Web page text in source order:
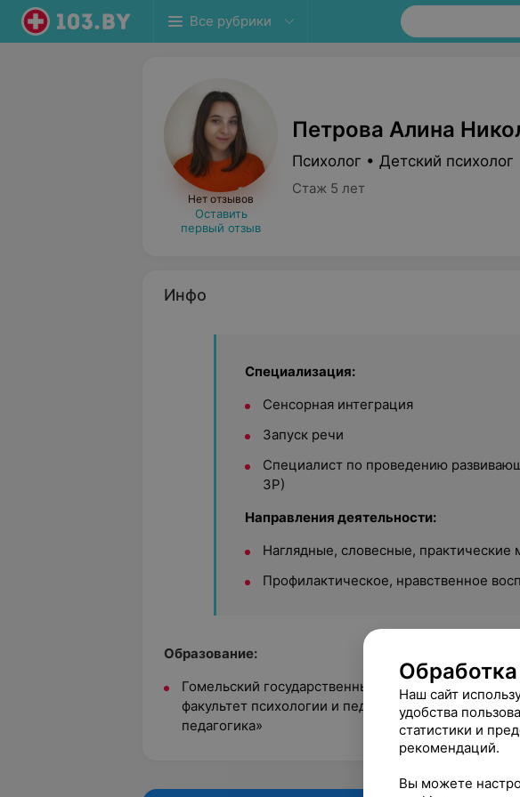
Все рубрики
Нет отзывов
Оставить
первый отзыв
Петрова Алина
Психолог • Детский психолог
Стаж 5 лет
Инфо
Специализация:
Сенсорная интеграция
Запуск речи
Специалист по проведению
ЗР)
Направления деятельности:
Наглядные, словесные, практические
Профилактическое, нравственное
Образование:
Гомельский государственный университет имени
факультет психологии и педагогики,
педагогика»
Наш сайт
удобства
статистики и
рекомендаций.
Вы можете